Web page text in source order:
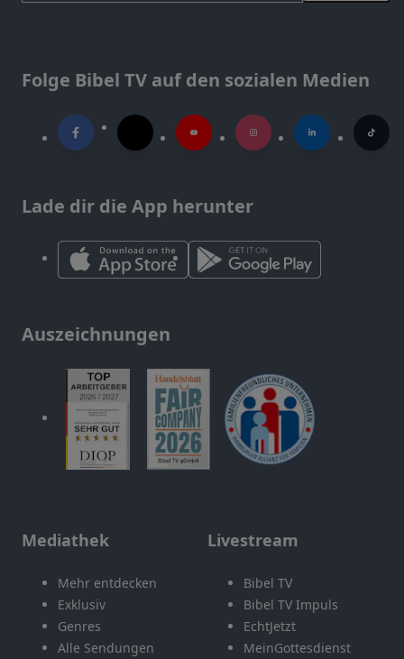
Folge Bibel TV auf den sozialen Medien
Lade dir die App herunter
Auszeichnungen
Mediathek
Mehr entdecken
Exklusiv
Genres
Alle Sendungen
Livestream
Bibel TV
Bibel TV Impuls
EchtJetzt
MeinGottesdienst